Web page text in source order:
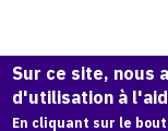
Sur ce site, nous
d'utilisation à
En cliquant sur le